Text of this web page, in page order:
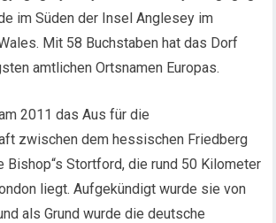
im Süden der Insel Anglesey im
Mit 58 Buchstaben hat das Dorf
amtlichen Ortsnamen Europas.
2011 das Aus für die
zwischen dem hessischen Friedberg
Bishop“s Stortford, die rund 50 Kilometer
liegt. Aufgekündigt wurde sie von
als Grund wurde die deutsche